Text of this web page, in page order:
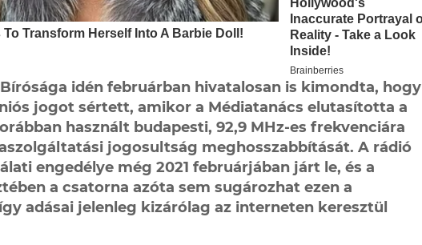
idén februárban hivatalosan is kimondta, hogy
jogot sértett, amikor a Médiatanács elutasította a
használt budapesti, 92,9 MHz-es frekvenciára
jogosultság meghosszabbítását. A rádió
engedélye még 2021 februárjában járt le, és a
a csatorna azóta sem sugározhat ezen a
adásai jelenleg kizárólag az interneten keresztül